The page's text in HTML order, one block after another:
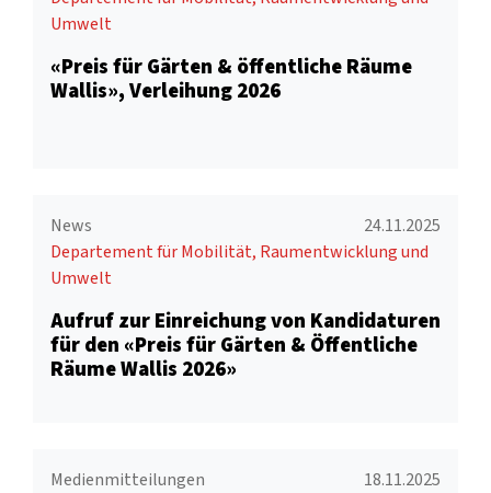
Umwelt
«Preis für Gärten & öffentliche Räume
Wallis», Verleihung 2026
News
24.11.2025
Departement für Mobilität, Raumentwicklung und
Umwelt
Aufruf zur Einreichung von Kandidaturen
für den «Preis für Gärten & Öffentliche
Räume Wallis 2026»
Medienmitteilungen
18.11.2025